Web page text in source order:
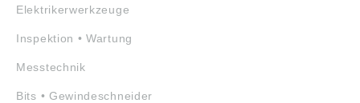
Elektrikerwerkzeuge
Inspektion • Wartung
Messtechnik
Bits • Gewindeschneider